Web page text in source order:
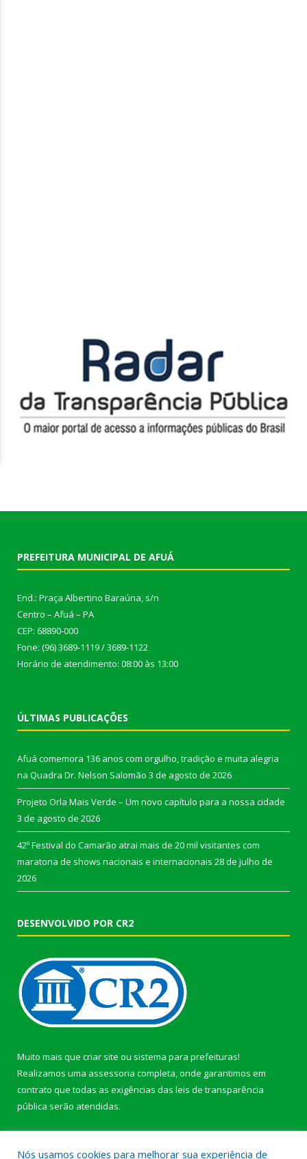
PREFEITURA MUNICIPAL DE AFUÁ
End.: Praça Albertino Baraúna, s/n
Centro – Afuá – PA
CEP: 68890-000
Fone: (96) 3689-1119 / 3689-1122
Horário de atendimento: 08:00 às 13:00
ÚLTIMAS PUBLICAÇÕES
Afuá comemora 136 anos com orgulho, tradição e muita alegria
na Quadra Dr. Nelson Salomão 3 de agosto de 2026
Projeto Orla Mais Verde – Um novo capítulo para a nossa cidade
3 de agosto de 2026
42º Festival do Camarão atrai mais de 20 mil visitantes com
maratona de shows nacionais e internacionais 28 de julho de
2026
DESENVOLVIDO POR CR2
Muito mais que criar site ou sistema para prefeituras!
Realizamos uma assessoria completa, onde garantimos em
contrato que todas as exigências das leis de transparência
pública serão atendidas.
Nós usamos cookies para melhorar sua experiência de